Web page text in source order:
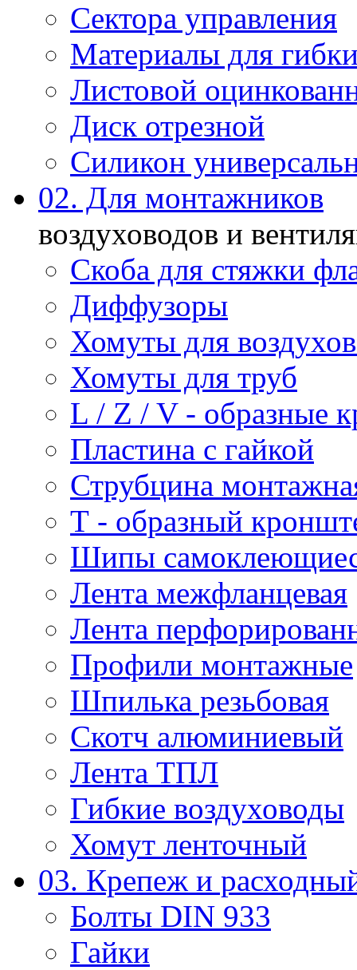
Сектора управления
Материалы для
Листовой
Диск отрезной
Силикон
02. Для монтажников
воздуховодов и
Скоба для стяжки
Диффузоры
Хомуты для
Хомуты для труб
L / Z / V - образные
Пластина с гайкой
Струбцина
Т - образный
Шипы
Лента межфланцевая
Лента
Профили монтажные
Шпилька резьбовая
Скотч алюминиевый
Лента ТПЛ
Гибкие воздуховоды
Хомут ленточный
03. Крепеж и
Болты DIN 933
Гайки